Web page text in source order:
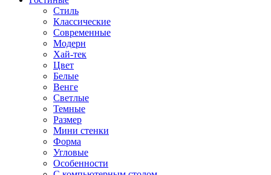
Стиль
Классические
Современные
Модерн
Хай-тек
Цвет
Белые
Венге
Светлые
Темные
Размер
Мини стенки
Форма
Угловые
Особенности